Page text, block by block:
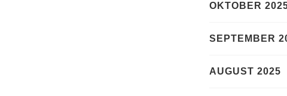
OKTOBER
SEPTEMBER
AUGUST 2025